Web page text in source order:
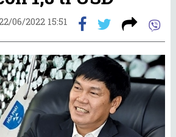
06/2022 15:51